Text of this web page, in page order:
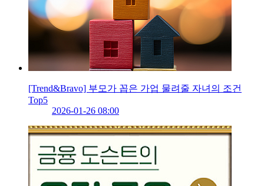
[Trend&Bravo] 부모가 꼽은 가업 물려줄 자녀의 조건
Top5
2026-01-26 08:00